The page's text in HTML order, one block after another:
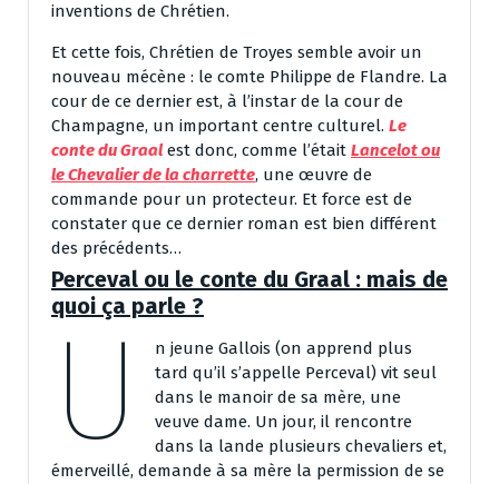
inventions de Chrétien.
Et cette fois, Chrétien de Troyes semble avoir un
nouveau mécène : le comte Philippe de Flandre. La
cour de ce dernier est, à l’instar de la cour de
Champagne, un important centre culturel. Le
conte du Graal est donc, comme l’était Lancelot ou
le Chevalier de la charrette, une œuvre de
commande pour un protecteur. Et force est de
constater que ce dernier roman est bien différent
des précédents…
Perceval ou le conte du Graal : mais de
quoi ça parle ?
U
n jeune Gallois (on apprend plus
tard qu’il s’appelle Perceval) vit seul
dans le manoir de sa mère, une
veuve dame. Un jour, il rencontre
dans la lande plusieurs chevaliers et,
émerveillé, demande à sa mère la permission de se